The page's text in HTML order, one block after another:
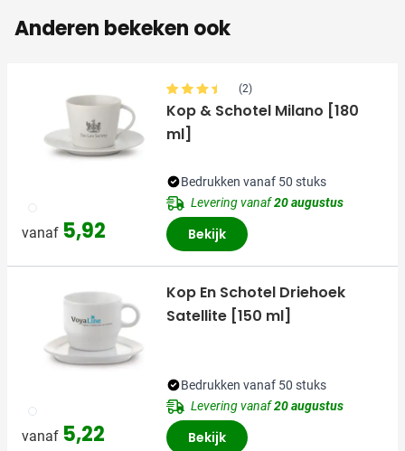
Anderen bekeken ook
002
vanaf 5,92
(2)
Kop & Schotel Milano [180
ml]
Bedrukken vanaf 50 stuks
Levering vanaf20 augustus
Bekijk
002
vanaf 5,22
Kop En Schotel Driehoek
Satellite [150 ml]
Bedrukken vanaf 50 stuks
Levering vanaf20 augustus
Bekijk